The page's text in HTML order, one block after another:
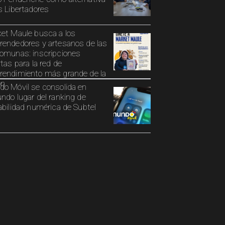
Libertadores
Maule busca a los
y artesanos de las
inscripciones
para la red de
más grande de la
Móvil se consolida en
lugar del ranking de
numérica de Subtel